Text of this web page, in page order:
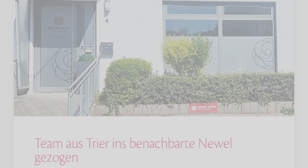
Team aus Trier ins benachbarte Newel
gezogen